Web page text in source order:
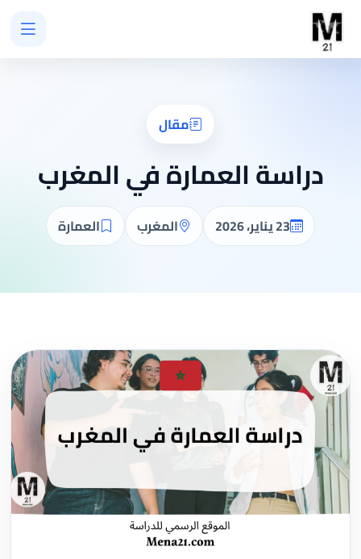
مقال
دراسة العمارة في المغرب
23 يناير، 2026 المغرب العمارة